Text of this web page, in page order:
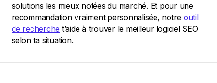
solutions les mieux notées du marché. Et pour une
recommandation vraiment personnalisée, notre outil
de recherche t’aide à trouver le meilleur logiciel SEO
selon ta situation.